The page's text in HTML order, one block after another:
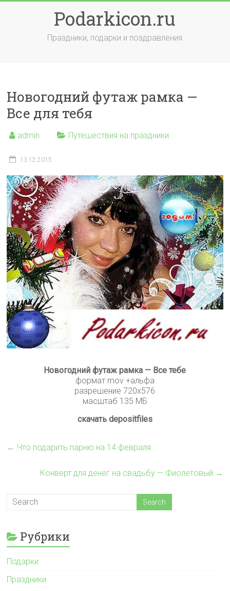
Podarkicon.ru
Праздники, подарки и поздравления
Новогодний футаж рамка —
Все для тебя
admin Путешествия на праздники
13.12.2015
Новогодний футаж рамка — Все тебе
формат mov +альфа
разрешение 720х576
масштаб 135 МБ
скачать depositfiles
← Что подарить парню на 14 февраля
Конверт для денег на свадьбу — Фиолетовый →
Рубрики
Подарки
Праздники